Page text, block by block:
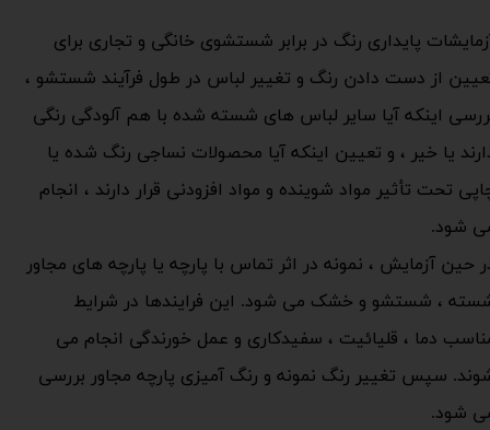
پایداری رنگ در برابر شستشوی خانگی و تجاری برای
از دست دادن رنگ و تغییر لباس در طول فرآیند شستشو ،
اینکه آیا سایر لباس های شسته شده با هم آلودگی رنگی
یا خیر ، و تعیین اینکه آیا محصولات نساجی رنگ شده یا
تحت تأثیر مواد شوینده و مواد افزودنی قرار دارند ، انجام
شود.
حین آزمایش ، نمونه در اثر تماس با پارچه یا پارچه های مجاور
، شستشو و خشک می شود. این فرایندها در شرایط
دما ، قلیائیت ، سفیدکاری و عمل خورندگی انجام می
سپس تغییر رنگ نمونه و رنگ آمیزی پارچه مجاور بررسی
شود.